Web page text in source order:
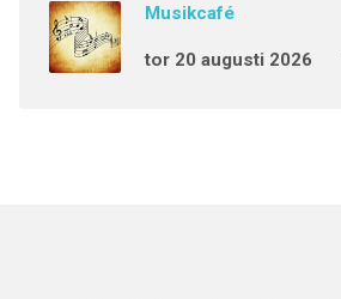
Musikcafé
tor 20 augusti 2026